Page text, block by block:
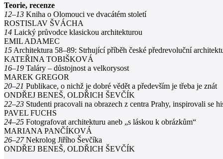
Teorie, recenze
12–13 Kniha o Olomouci ve dvacátém století
ROSTISLAV ŠVÁCHA
14 Laický průvodce klasickou architekturou
EMIL ADAMEC
15 Architektura 58–89: Strhující příběh české předrevoluční
KATEŘINA TOBIŠKOVÁ
16–19 Taláry – důstojnost a velkorysost
MAREK GREGOR
20–21 Publikace, o nichž je dobré vědět a především je třeba je znát
ONDŘEJ BENEŠ, OLDŘICH ŠEVČÍK
22–23 Studenti pracovali na obrazech z centra Prahy, inspirovali se
PAVEL FUCHS
24–25 Fotografovat architekturu aneb „s láskou k obrázkům“
MARIANA PANČÍKOVÁ
26–27Nekrolog Jiřího Ševčíka
ONDŘEJ BENEŠ, OLDŘICH ŠEVČÍK